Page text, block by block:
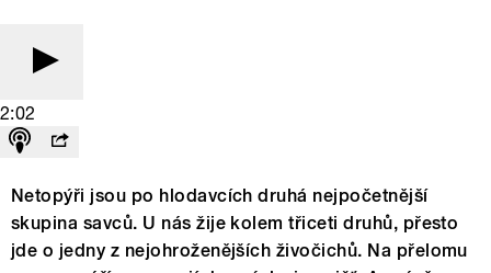
2:02
Netopýři jsou po hlodavcích druhá nejpočetnější
skupina savců. U nás žije kolem třiceti druhů, přesto
jde o jedny z nejohroženějších živočichů. Na přelomu